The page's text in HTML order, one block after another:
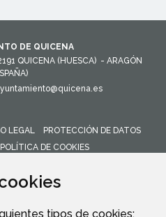
tipos de cookies:
DE QUICENA
QUICENA (HUESCA) - ARAGÓN
LEGAL
PROTECCIÓN DE DATOS
POLÍTICA DE COOKIES